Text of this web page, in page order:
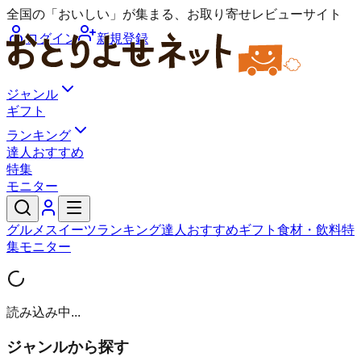
全国の「おいしい」が集まる、お取り寄せレビューサイト
ログイン
新規登録
ジャンル
ギフト
ランキング
達人おすすめ
特集
モニター
グルメ スイーツランキング達人おすすめギフト 食材・飲料特
集モニター
読み込み中...
ジャンルから探す